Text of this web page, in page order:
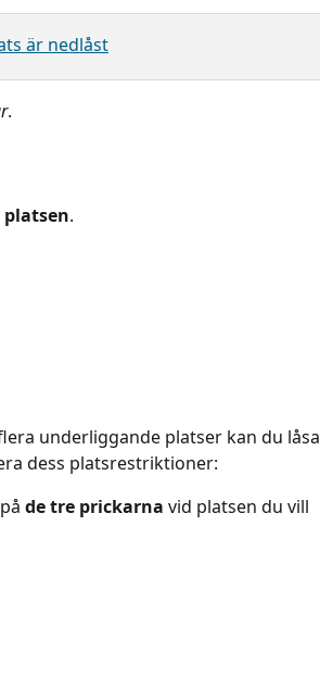
är nedlåst
.
platsen.
underliggande platser kan du låsa
dess platsrestriktioner:
de tre prickarna vid platsen du vill